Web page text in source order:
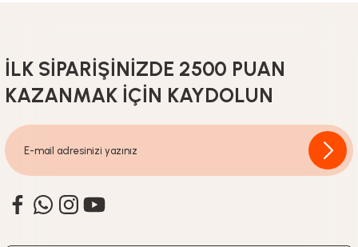
İLK SİPARİŞİNİZDE 2500 PUAN
KAZANMAK İÇİN KAYDOLUN